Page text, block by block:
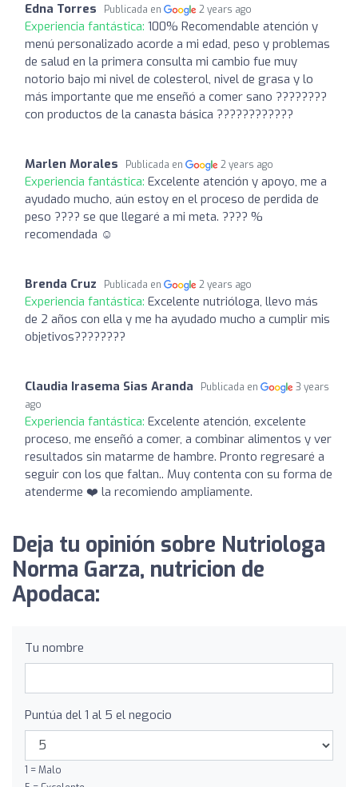
Edna Torres Publicada en 2 years ago
Experiencia fantástica: 100% Recomendable atención y
menú personalizado acorde a mi edad, peso y problemas
de salud en la primera consulta mi cambio fue muy
notorio bajo mi nivel de colesterol, nivel de grasa y lo
más importante que me enseñó a comer sano ????????
con productos de la canasta básica ????????????
Marlen Morales Publicada en 2 years ago
Experiencia fantástica: Excelente atención y apoyo, me a
ayudado mucho, aún estoy en el proceso de perdida de
peso ???? se que llegaré a mi meta. ???? %
recomendada ☺️
Brenda Cruz Publicada en 2 years ago
Experiencia fantástica: Excelente nutrióloga, llevo más
de 2 años con ella y me ha ayudado mucho a cumplir mis
objetivos????????
Claudia Irasema Sias Aranda Publicada en
3 years
ago
Experiencia fantástica: Excelente atención, excelente
proceso, me enseñó a comer, a combinar alimentos y ver
resultados sin matarme de hambre. Pronto regresaré a
seguir con los que faltan.. Muy contenta con su forma de
atenderme ❤️ la recomiendo ampliamente.
Deja tu opinión sobre Nutriologa
Norma Garza, nutricion de
Apodaca:
Tu nombre
Puntúa del 1 al 5 el negocio
1 = Malo